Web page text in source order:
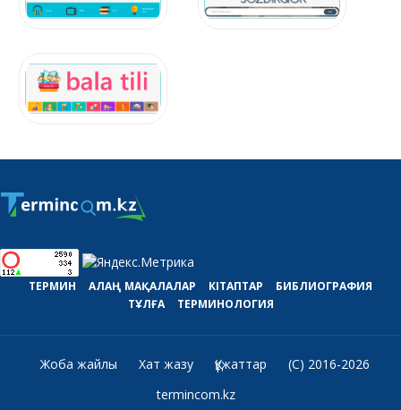
ТЕРМИН АЛАҢ МАҚАЛАЛАР КІТАПТАР
БИБЛИОГРАФИЯ
ТҰЛҒА
ТЕРМИНОЛОГИЯ
Жоба жайлы Хат жазу Құжаттар
(C) 2016-2026
termincom.kz